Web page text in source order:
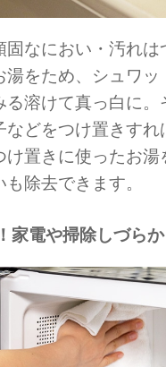
固なにおい・汚れは
湯をため、シュワッ
る溶けて真っ白に。
などをつけ置きすれ
け置きに使ったお湯
除去できます。
家電や掃除しづら